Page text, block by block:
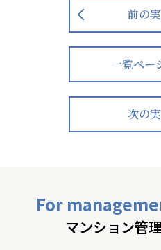
前の
一覧ペー
次の
For
マンション管